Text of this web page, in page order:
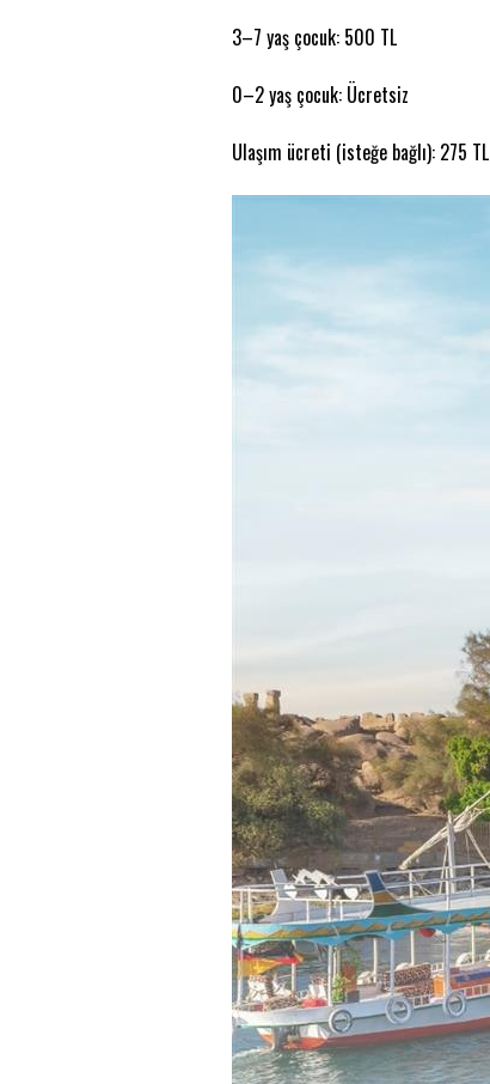
3–7 yaş çocuk: 500 TL
0–2 yaş çocuk: Ücretsiz
Ulaşım ücreti (isteğe bağlı): 275 TL